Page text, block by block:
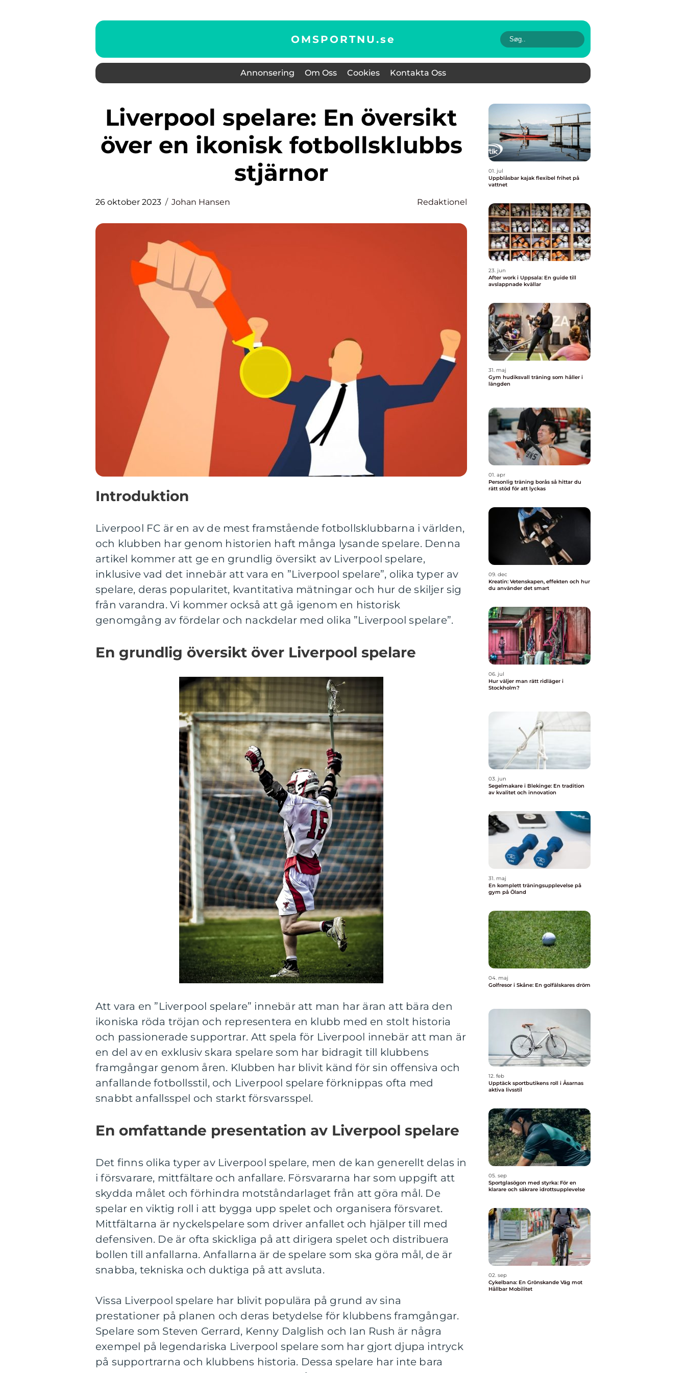
OMSPORTNU.se
Annonsering Om Oss Cookies Kontakta Oss
Liverpool spelare: En översikt
över en ikonisk fotbollsklubbs
stjärnor
26 oktober 2023 Johan Hansen Redaktionel
Introduktion
Liverpool FC är en av de mest framstående fotbollsklubbarna i världen,
och klubben har genom historien haft många lysande spelare. Denna
artikel kommer att ge en grundlig översikt av Liverpool spelare,
inklusive vad det innebär att vara en ”Liverpool spelare”, olika typer av
spelare, deras popularitet, kvantitativa mätningar och hur de skiljer sig
från varandra. Vi kommer också att gå igenom en historisk
genomgång av fördelar och nackdelar med olika ”Liverpool spelare”.
En grundlig översikt över Liverpool spelare
Att vara en ”Liverpool spelare” innebär att man har äran att bära den
ikoniska röda tröjan och representera en klubb med en stolt historia
och passionerade supportrar. Att spela för Liverpool innebär att man är
en del av en exklusiv skara spelare som har bidragit till klubbens
framgångar genom åren. Klubben har blivit känd för sin offensiva och
anfallande fotbollsstil, och Liverpool spelare förknippas ofta med
snabbt anfallsspel och starkt försvarsspel.
En omfattande presentation av Liverpool spelare
Det finns olika typer av Liverpool spelare, men de kan generellt delas in
i försvarare, mittfältare och anfallare. Försvararna har som uppgift att
skydda målet och förhindra motståndarlaget från att göra mål. De
spelar en viktig roll i att bygga upp spelet och organisera försvaret.
Mittfältarna är nyckelspelare som driver anfallet och hjälper till med
defensiven. De är ofta skickliga på att dirigera spelet och distribuera
bollen till anfallarna. Anfallarna är de spelare som ska göra mål, de är
snabba, tekniska och duktiga på att avsluta.
Vissa Liverpool spelare har blivit populära på grund av sina
prestationer på planen och deras betydelse för klubbens framgångar.
Spelare som Steven Gerrard, Kenny Dalglish och Ian Rush är några
exempel på legendariska Liverpool spelare som har gjort djupa intryck
på supportrarna och klubbens historia. Dessa spelare har inte bara
01. jul
Uppblåsbar kajak flexibel frihet på
vattnet
23. jun
After work i Uppsala: En guide till
avslappnade kvällar
31. maj
Gym hudiksvall träning som håller i
längden
01. apr
Personlig träning borås så hittar du
rätt stöd för att lyckas
09. dec
Kreatin: Vetenskapen, effekten och hur
du använder det smart
06. jul
Hur väljer man rätt ridläger i
Stockholm?
03. jun
Segelmakare i Blekinge: En tradition
av kvalitet och innovation
31. maj
En komplett träningsupplevelse på
gym på Öland
04. maj
Golfresor i Skåne: En golfälskares dröm
12. feb
Upptäck sportbutikens roll i Åsarnas
aktiva livsstil
05. sep
Sportglasögon med styrka: För en
klarare och säkrare idrottsupplevelse
02. sep
Cykelbana: En Grönskande Väg mot
Hållbar Mobilitet